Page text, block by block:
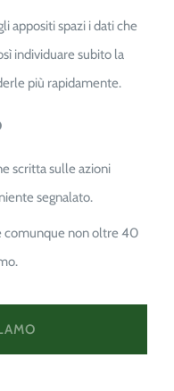
appositi spazi i dati che
individuare subito la
più rapidamente.
scritta sulle azioni
segnalato.
comunque non oltre 40